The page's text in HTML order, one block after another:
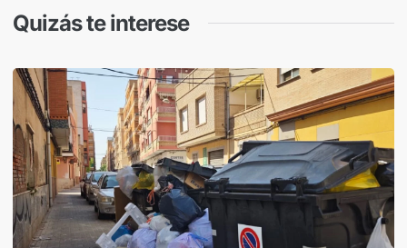
Quizás te interese